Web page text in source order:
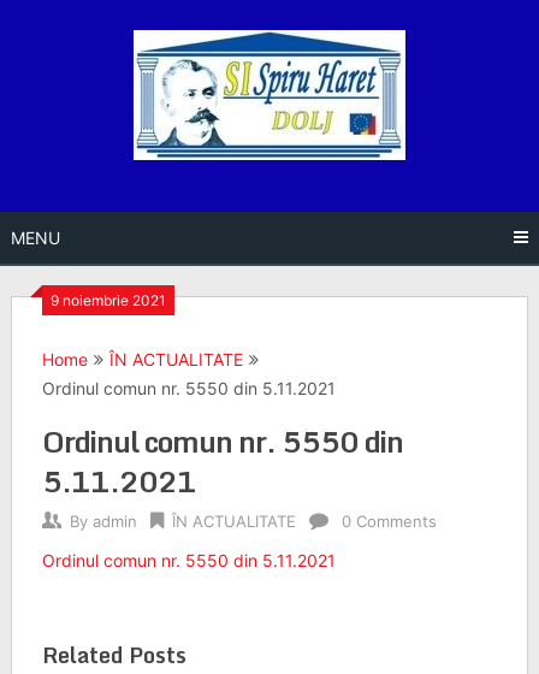
MENU
9 noiembrie 2021
Home
ÎN ACTUALITATE
Ordinul comun nr. 5550 din 5.11.2021
Ordinul comun nr. 5550 din
5.11.2021
By admin ÎN ACTUALITATE 0 Comments
Ordinul comun nr. 5550 din 5.11.2021
Related Posts